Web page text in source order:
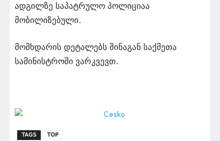
ადგილზე საპატრულო პოლიციაა
მობილიზებული.
მომხდარის დეტალებს შინაგან საქმეთა
სამინისტროში ვარკვევთ.
TAGS TOP